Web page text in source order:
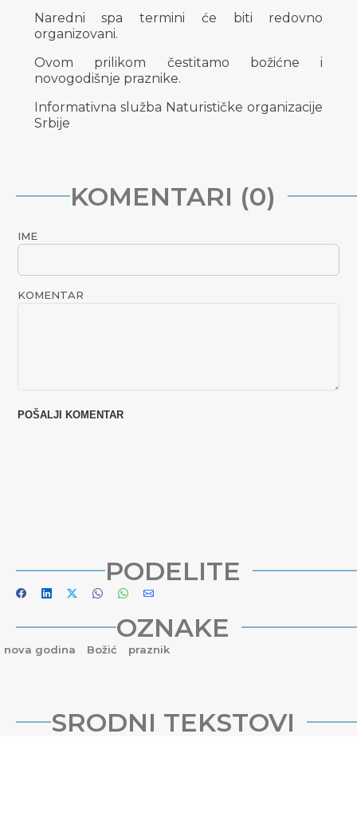
Naredni spa termini će biti redovno
organizovani.
Ovom prilikom čestitamo božićne i
novogodišnje praznike.
Informativna služba Naturističke organizacije
Srbije
KOMENTARI (0)
IME
KOMENTAR
PODELITE
OZNAKE
nova godina Božić praznik
SRODNI TEKSTOVI